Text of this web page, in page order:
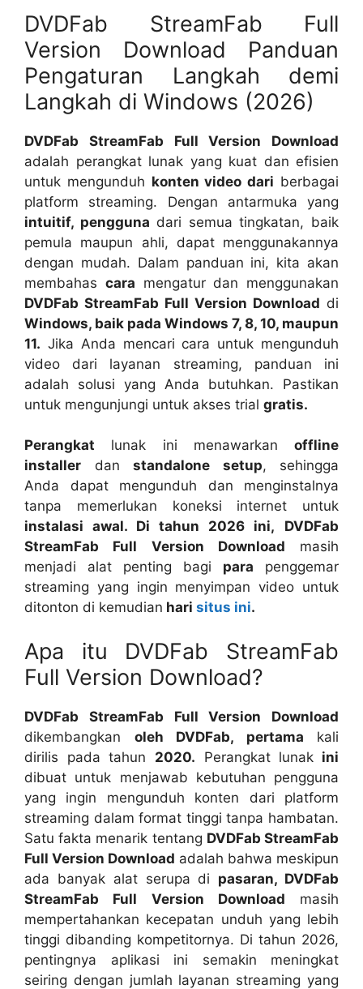
DVDFab StreamFab Full
Version Download Panduan
Pengaturan Langkah demi
Langkah di Windows (2026)
DVDFab StreamFab Full Version Download
adalah perangkat lunak yang kuat dan efisien
untuk mengunduh konten video dari berbagai
platform streaming. Dengan antarmuka yang
intuitif, pengguna dari semua tingkatan, baik
pemula maupun ahli, dapat menggunakannya
dengan mudah. Dalam panduan ini, kita akan
membahas cara mengatur dan menggunakan
DVDFab StreamFab Full Version Download di
Windows, baik pada Windows 7, 8, 10, maupun
11. Jika Anda mencari cara untuk mengunduh
video dari layanan streaming, panduan ini
adalah solusi yang Anda butuhkan. Pastikan
untuk mengunjungi untuk akses trial gratis.
Perangkat lunak ini menawarkan offline
installer dan standalone setup, sehingga
Anda dapat mengunduh dan menginstalnya
tanpa memerlukan koneksi internet untuk
instalasi awal. Di tahun 2026 ini,
DVDFab
StreamFab Full Version Download masih
menjadi alat penting bagi para penggemar
streaming yang ingin menyimpan video untuk
ditonton di kemudian hari situs ini.
Apa itu DVDFab StreamFab
Full Version Download?
DVDFab StreamFab Full Version Download
dikembangkan oleh DVDFab, pertama kali
dirilis pada tahun 2020. Perangkat lunak ini
dibuat untuk menjawab kebutuhan pengguna
yang ingin mengunduh konten dari platform
streaming dalam format tinggi tanpa hambatan.
Satu fakta menarik tentang DVDFab StreamFab
Full Version Download adalah bahwa meskipun
ada banyak alat serupa di pasaran, DVDFab
StreamFab Full Version Download masih
mempertahankan kecepatan unduh yang lebih
tinggi dibanding kompetitornya. Di tahun 2026,
pentingnya aplikasi ini semakin meningkat
seiring dengan jumlah layanan streaming yang